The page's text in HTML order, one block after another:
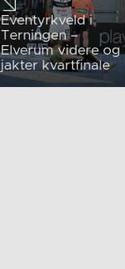
Eventyrkveld i
Terningen –
Elverum videre og
jakter kvartfinale